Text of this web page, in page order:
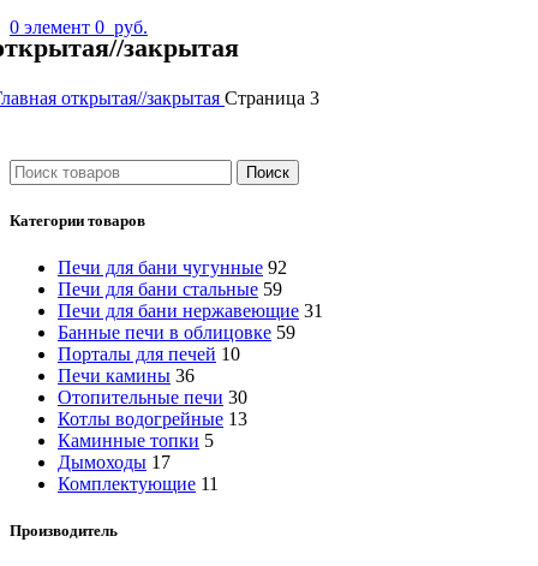
0 элемент 0 руб.
закрытая
открытая//закрытая Страница 3
Поиск
Категории товаров
Печи для бани чугунные 92
Печи для бани стальные 59
Печи для бани нержавеющие 31
Банные печи в облицовке 59
Порталы для печей 10
Печи камины 36
Отопительные печи 30
Котлы водогрейные 13
Каминные топки 5
Дымоходы 17
Комплектующие 11
Производитель